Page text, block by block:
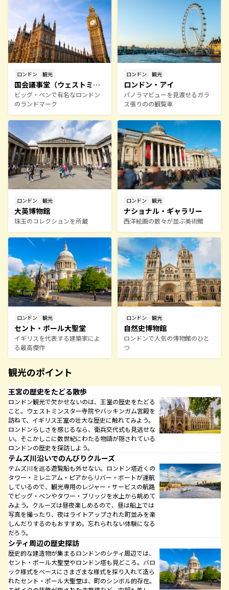
ロンドン 観光
国会議事堂（ウェストミン
スター宮殿）
ビッグ・ベンで有名なロンドン
のランドマーク
ロンドン 観光
ロンドン・アイ
パノラマビューを見渡せるガラ
ス張りのの観覧車
ロンドン 観光
大英博物館
珠玉のコレクションを所蔵
ロンドン 観光
ナショナル・ギャラリー
西洋絵画の数々が並ぶ美術館
ロンドン 観光
セント・ポール大聖堂
イギリスを代表する建築家によ
る最高傑作
ロンドン 観光
自然史博物館
ロンドンで人気の博物館のひと
つ
観光のポイント
王宮の歴史をたどる散歩
ロンドン観光で欠かせないのは、王室の歴史をたどる
こと。ウェストミンスター寺院やバッキンガム宮殿を
訪ねて、イギリス王室の壮大な歴史に触れてみよう。
ロンドンらしさを感じるなら、衛兵交代式も見逃せな
い。そこかしこに数世紀にわたる物語が隠されている
ロンドンの歴史を探訪しよう。
テムズ川沿いでのんびりクルーズ
テムズ川を巡る遊覧船も外せない。ロンドン塔近くの
タワー・ミレニアム・ピアからリバー・ボートが運航
しているので、観光専用のレジャー・サービスの航路
でビッグ・ベンやタワー・ブリッジを水上から眺めて
みよう。クルーズは昼夜楽しめるので、昼は船上では
写真を撮ったり、夜はライトアップされた町並みを楽
しんだりするのもおすすめ。忘れられない体験になる
だろう。
シティ周辺の歴史探訪
歴史的な建造物が集まるロンドンのシティ周辺では、
セント・ポール大聖堂やロンドン塔も見どころ。バロ
ック様式をベースにさまざまな様式を採り入れて造ら
れたセント・ポール大聖堂は、町のシンボル的存在。